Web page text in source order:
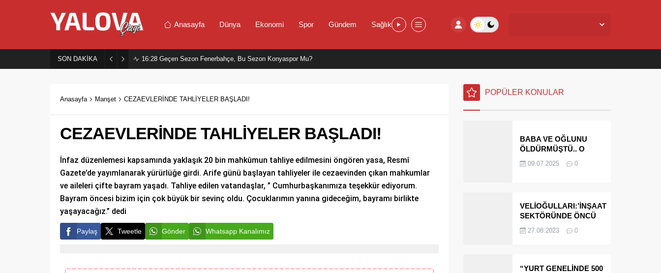
Anasayfa Dünya Ekonomi Spor Gündem Sağlık
SON DAKİKA 16:28 Geçen Sezon Fenerbahçe, Bu Sezon Konyaspor Mu?
Anasayfa Manşet CEZAEVLERİNDE TAHLİYELER BAŞLADI!
CEZAEVLERİNDE TAHLİYELER BAŞLADI!
İnfaz düzenlemesi kapsamında yaklaşık 20 bin mahkûmun tahliye edilmesini öngören yasa, Resmî
Gazete’de yayımlanarak yürürlüğe girdi. Arife günü başlayan tahliyeler ile cezaevinden çıkan mahkumlar
ve aileleri çifte bayram yaşadı. Tahliye edilen vatandaşlar, ” Cumhurbaşkanımıza teşekkür ediyorum.
Bayram öncesi bizim için çok büyük bir sevinç oldu. Çocuklarımın yanına gideceğim, bayramı birlikte
yaşayacağız.” dedi
Paylaş Tweetle Gönder Whatsapp Kanalımız
POPÜLER KONULAR
BABA VE OĞLUNU
ÖLDÜRMÜŞTÜ.. O
MİRASÇILARI
09.07.2025 0
VELİOĞULLARI:’İNŞAAT
SEKTÖRÜNDE ÖNCÜ
EDECEĞİZ’
27.08.2023 0
“YURT GENELİNDE 500